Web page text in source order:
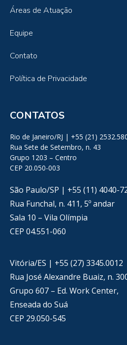
Áreas de Atuação
Equipe
Contato
Política de Privacidade
CONTATOS
Rio de Janeiro/RJ | +55 (21)
Rua Sete de Setembro, n. 43
Grupo 1203 – Centro
CEP 20.050-003
São Paulo/SP | +55 (11) 4040-
Rua Funchal, n. 411, 5º andar
Sala 10 – Vila Olímpia
CEP 04.551-060
Vitória/ES | +55 (27) 3345.0012
Rua José Alexandre Buaiz, n.
Grupo 607 – Ed. Work Center,
Enseada do Suá
CEP 29.050-545